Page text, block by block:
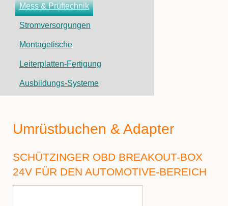
Mess & Prüftechnik
Stromversorgungen
Montagetische
Leiterplatten-Fertigung
Ausbildungs-Systeme
Umrüstbuchen & Adapter
SCHÜTZINGER OBD BREAKOUT-BOX
24V FÜR DEN AUTOMOTIVE-BEREICH